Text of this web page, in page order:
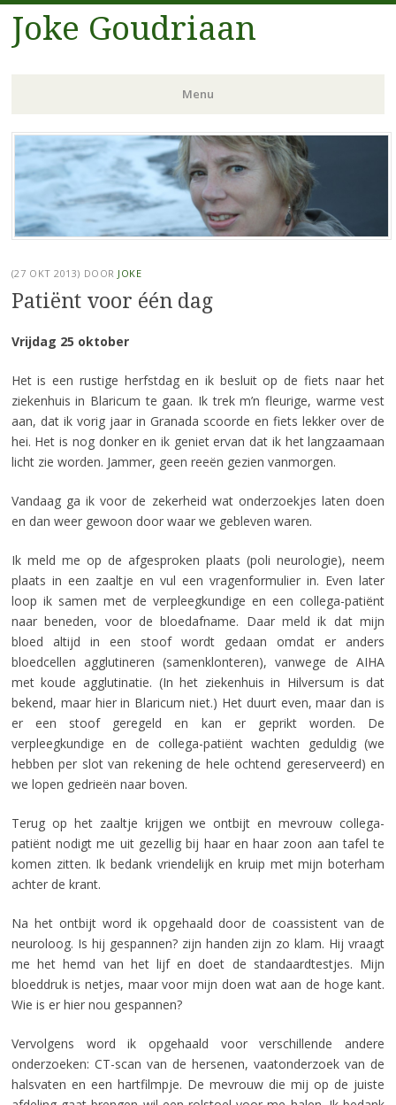
Joke Goudriaan
Menu
Spring
naar
inhoud
(27 OKT 2013) DOOR JOKE
Patiënt voor één dag
Vrijdag 25 oktober
Het is een rustige herfstdag en ik besluit op de fiets naar het
ziekenhuis in Blaricum te gaan. Ik trek m’n fleurige, warme vest
aan, dat ik vorig jaar in Granada scoorde en fiets lekker over de
hei. Het is nog donker en ik geniet ervan dat ik het langzaamaan
licht zie worden. Jammer, geen reeën gezien vanmorgen.
Vandaag ga ik voor de zekerheid wat onderzoekjes laten doen
en dan weer gewoon door waar we gebleven waren.
Ik meld me op de afgesproken plaats (poli neurologie), neem
plaats in een zaaltje en vul een vragenformulier in. Even later
loop ik samen met de verpleegkundige en een collega-patiënt
naar beneden, voor de bloedafname. Daar meld ik dat mijn
bloed altijd in een stoof wordt gedaan omdat er anders
bloedcellen agglutineren (samenklonteren), vanwege de AIHA
met koude agglutinatie. (In het ziekenhuis in Hilversum is dat
bekend, maar hier in Blaricum niet.) Het duurt even, maar dan is
er een stoof geregeld en kan er geprikt worden. De
verpleegkundige en de collega-patiënt wachten geduldig (we
hebben per slot van rekening de hele ochtend gereserveerd) en
we lopen gedrieën naar boven.
Terug op het zaaltje krijgen we ontbijt en mevrouw collega-
patiënt nodigt me uit gezellig bij haar en haar zoon aan tafel te
komen zitten. Ik bedank vriendelijk en kruip met mijn boterham
achter de krant.
Na het ontbijt word ik opgehaald door de coassistent van de
neuroloog. Is hij gespannen? zijn handen zijn zo klam. Hij vraagt
me het hemd van het lijf en doet de standaardtestjes. Mijn
bloeddruk is netjes, maar voor mijn doen wat aan de hoge kant.
Wie is er hier nou gespannen?
Vervolgens word ik opgehaald voor verschillende andere
onderzoeken: CT-scan van de hersenen, vaatonderzoek van de
halsvaten en een hartfilmpje. De mevrouw die mij op de juiste